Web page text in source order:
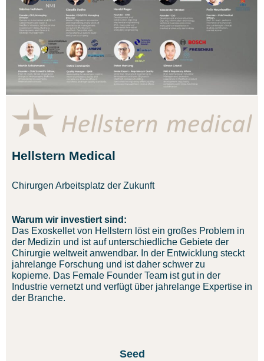
Hellstern Medical
Chirurgen Arbeitsplatz der Zukunft
Warum wir investiert sind:
Das Exoskellet von Hellstern löst ein großes Problem in
der Medizin und ist auf unterschiedliche Gebiete der
Chirurgie weltweit anwendbar. In der Entwicklung steckt
jahrelange Forschung und ist daher schwer zu
kopierne. Das Female Founder Team ist gut in der
Industrie vernetzt und verfügt über jahrelange Expertise in
der Branche.
Seed